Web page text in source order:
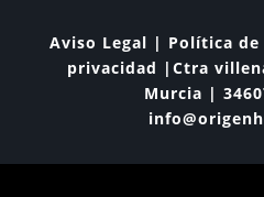
Aviso Legal | Política
privacidad |Ctra
Murcia |